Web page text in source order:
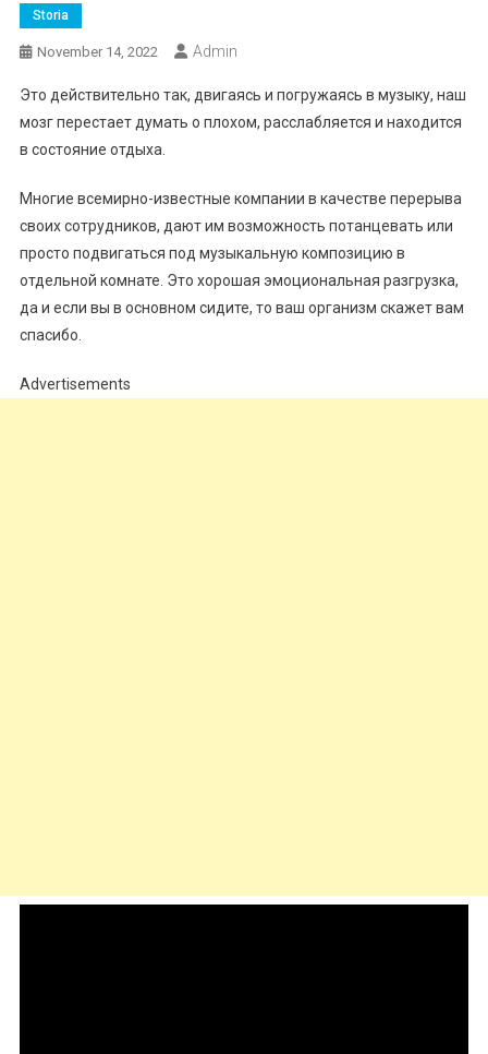
Storia
November 14, 2022 Admin
Это действительно так, двигаясь и погружаясь в музыку, наш
мозг перестает думать о плохом, расслабляется и находится
в состояние отдыха.
Многие всемирно-известные компании в качестве перерыва
своих сотрудников, дают им возможность потанцевать или
просто подвигаться под музыкальную композицию в
отдельной комнате. Это хорошая эмоциональная разгрузка,
да и если вы в основном сидите, то ваш организм скажет вам
спасибо.
Advertisements